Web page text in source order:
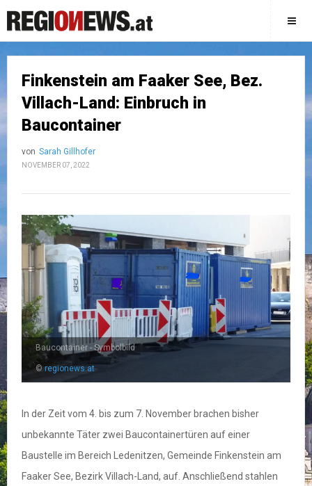
Finkenstein am Faaker See, Bez.
Villach-Land: Einbruch in
Baucontainer
von Sarah Gillhofer
NOVEMBER 07, 2022
Baucontainer - Symbolbild
©regionews.at
In der Zeit vom 4. bis zum 7. November brachen bisher
unbekannte Täter zwei Baucontainertüren auf einer
Baustelle im Bereich Ledenitzen, Gemeinde Finkenstein am
Faaker See, Bezirk Villach-Land, auf. Anschließend stahlen